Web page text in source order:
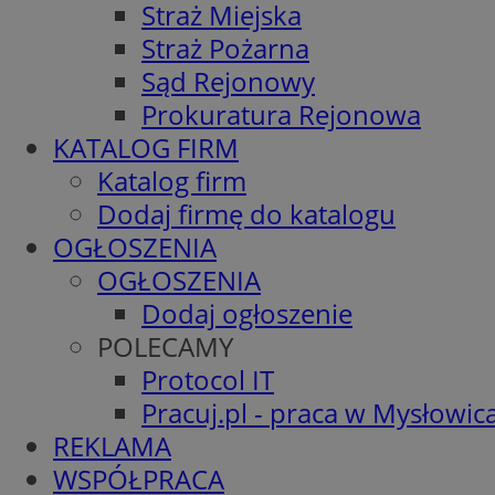
Straż Miejska
Straż Pożarna
Sąd Rejonowy
Prokuratura Rejonowa
KATALOG FIRM
Katalog firm
Dodaj firmę do katalogu
OGŁOSZENIA
OGŁOSZENIA
Dodaj ogłoszenie
POLECAMY
Protocol IT
Pracuj.pl - praca w
REKLAMA
WSPÓŁPRACA